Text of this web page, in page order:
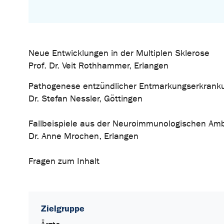
Neue Entwicklungen in der Multiplen Sklerose
Prof. Dr. Veit Rothhammer, Erlangen
Pathogenese entzündlicher
Dr. Stefan Nessler, Göttingen
Fallbeispiele aus der Neuroimmunologischen
Dr. Anne Mrochen, Erlangen
Fragen zum Inhalt
Zielgruppe